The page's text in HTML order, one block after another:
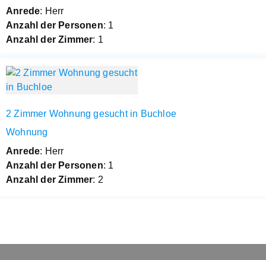
Anrede: Herr
Anzahl der Personen: 1
Anzahl der Zimmer: 1
2 Zimmer Wohnung gesucht in Buchloe
Wohnung
Anrede: Herr
Anzahl der Personen: 1
Anzahl der Zimmer: 2